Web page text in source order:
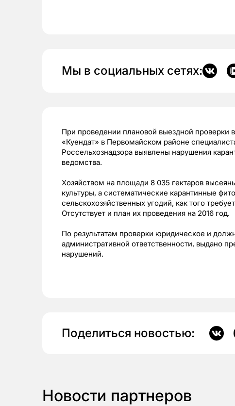
Мы в социальных сетях:
При проведении плановой выездной проверки
«Куендат» в Первомайском районе
Россельхознадзора выявлены нарушения
ведомства.
Хозяйством на площади 8 035 гектаров
культуры, а систематические карантинные
сельскохозяйственных угодий, как того
Отсутствует и план их проведения на 2016 год.
По результатам проверки юридическое и
административной ответственности, выдано
нарушений.
Поделиться новостью:
Новости партнеров